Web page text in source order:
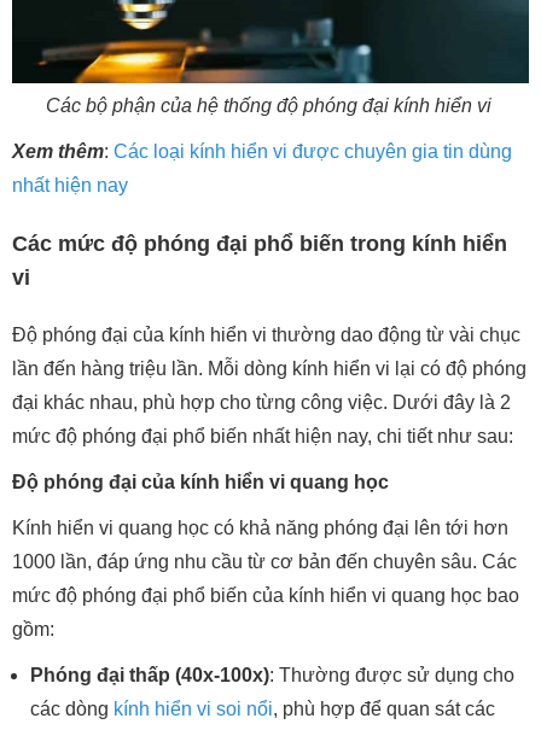
Các bộ phận của hệ thống độ phóng đại kính hiển vi
Xem thêm: Các loại kính hiển vi được chuyên gia tin dùng
nhất hiện nay
Các mức độ phóng đại phổ biến trong kính hiển
vi
Độ phóng đại của kính hiển vi thường dao động từ vài chục
lần đến hàng triệu lần. Mỗi dòng kính hiển vi lại có độ phóng
đại khác nhau, phù hợp cho từng công việc. Dưới đây là 2
mức độ phóng đại phổ biến nhất hiện nay, chi tiết như sau:
Độ phóng đại của kính hiển vi quang học
Kính hiển vi quang học có khả năng phóng đại lên tới hơn
1000 lần, đáp ứng nhu cầu từ cơ bản đến chuyên sâu. Các
mức độ phóng đại phổ biến của kính hiển vi quang học bao
gồm:
Phóng đại thấp (40x-100x): Thường được sử dụng cho
các dòng kính hiển vi soi nổi, phù hợp để quan sát các